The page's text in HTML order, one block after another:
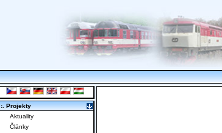
:. Projekty
Aktuality
Články